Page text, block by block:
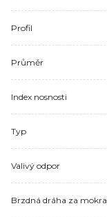
Profil
Průměr
Index nosnosti
Typ
Valivý odpor
Brzdná dráha za mokra